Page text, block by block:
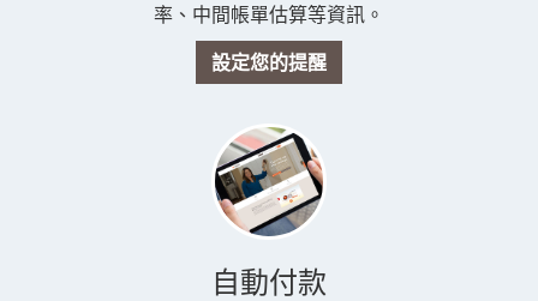
率、中間帳單估算等資訊。
設定您的提醒
自動付款